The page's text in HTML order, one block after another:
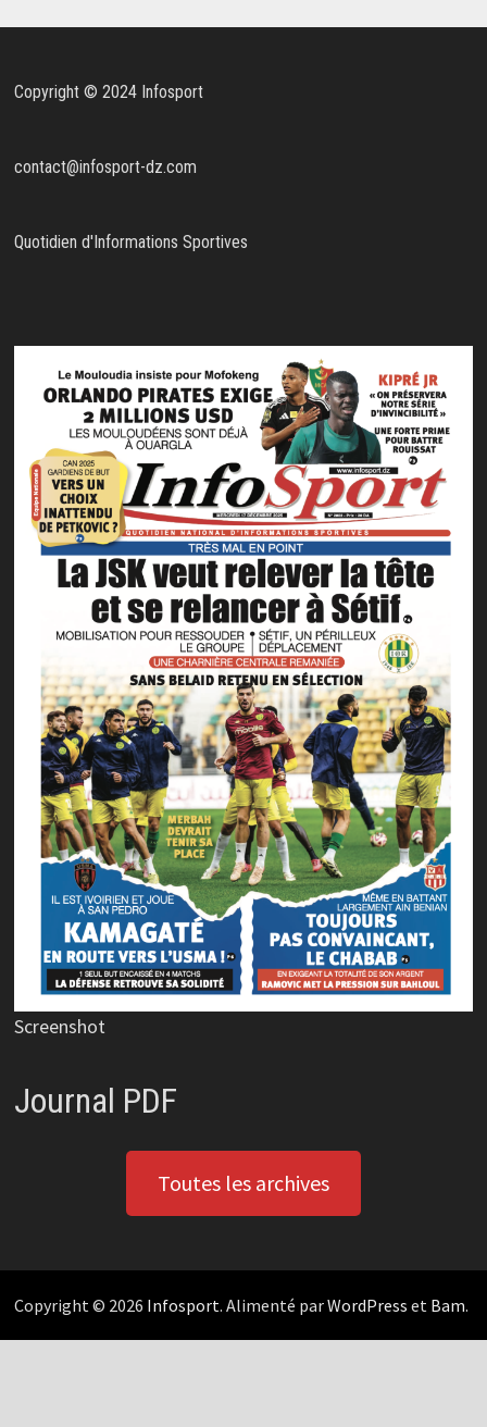
Copyright © 2024 Infosport
contact@infosport-dz.com
Quotidien d'Informations Sportives
Screenshot
Journal PDF
Toutes les archives
Copyright © 2026 Infosport. Alimenté parWordPress et Bam.